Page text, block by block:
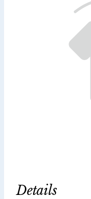
Details